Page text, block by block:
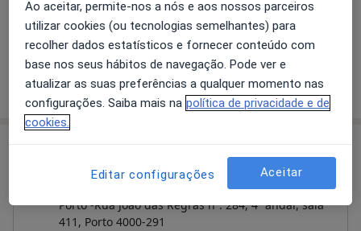
Terapia de Casal
80 € Detalhes
Como mostramos os preços?
Consultório privado
Porto -Rua João das Regras nº. 284, 4º andar, sala
411, Porto 4000-291
Ao aceitar, permite-nos a nós e aos nossos parceiros
utilizar cookies (ou tecnologias semelhantes) para
recolher dados estatísticos e fornecer conteúdo com
base nos seus hábitos de navegação. Pode ver e
atualizar as suas preferências a qualquer momento nas
configurações. Saiba mais na política de privacidade e de
cookies.
Editar configurações Aceitar